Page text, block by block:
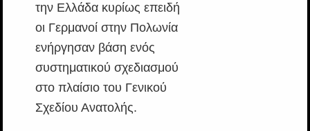
την Ελλάδα κυρίως επειδή
οι Γερμανοί στην Πολωνία
ενήργησαν βάση ενός
συστηματικού σχεδιασμού
στο πλαίσιο του Γενικού
Σχεδίου Ανατολής.